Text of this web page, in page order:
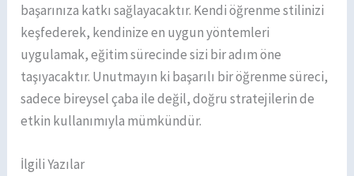
başarınıza katkı sağlayacaktır. Kendi öğrenme stilinizi
keşfederek, kendinize en uygun yöntemleri
uygulamak, eğitim sürecinde sizi bir adım öne
taşıyacaktır. Unutmayın ki başarılı bir öğrenme süreci,
sadece bireysel çaba ile değil, doğru stratejilerin de
etkin kullanımıyla mümkündür.
İlgili Yazılar